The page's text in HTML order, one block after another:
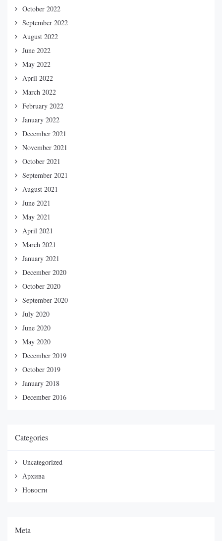
October 2022
September 2022
August 2022
June 2022
May 2022
April 2022
March 2022
February 2022
January 2022
December 2021
November 2021
October 2021
September 2021
August 2021
June 2021
May 2021
April 2021
March 2021
January 2021
December 2020
October 2020
September 2020
July 2020
June 2020
May 2020
December 2019
October 2019
January 2018
December 2016
Categories
Uncategorized
Архива
Новости
Meta